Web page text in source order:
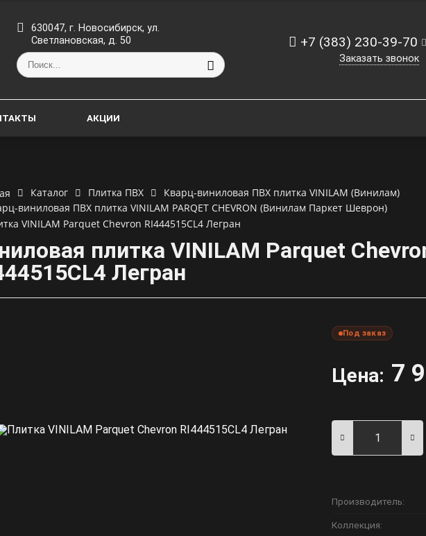
630047, г. Новосибирск, ул.
Светлановская, д. 50
+7 (383) 230-39-70
Заказать звонок
АКЦИИ
Каталог Плитка ПВХ
Кварц-виниловая ПВХ плитка VINILAM (Винилам)
виниловая ПВХ плитка VINILAM PARQET CHEVRON (Винилам Паркет Шеврон)
VINILAM Parquet Chevron RI444515CL4 Легран
плитка VINILAM Parquet
Легран
Под заказ
Цена: 7
Производитель:
Коллекция: